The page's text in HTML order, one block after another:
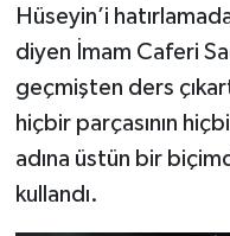
Hüseyin’i
diyen İmam Caferi
geçmişten ders
hiçbir parçasının
adına üstün bir
kullandı.